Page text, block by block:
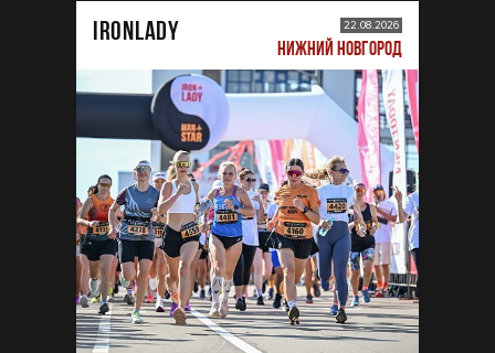
IRONLADY 22.08.2026
НИЖНИЙ НОВГОРОД